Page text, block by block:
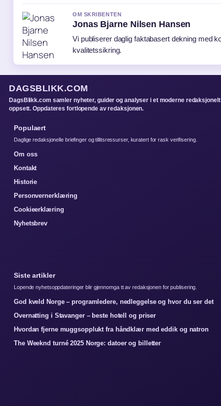
OM SKRIBENTEN
Jonas Bjarne Nilsen Hansen
Vi publiserer daglig faktabasert dekning med
kvalitetssikring.
DAGSBLIKK.COM
DagsBlikk.com samler nyheter, guider og analyser i et moderne redaksjonelt
oppsett. Oppdateres fortlopende av redaksjonen.
Populaert
Daglige redaksjonelle briefinger og tillitsressurser, kuratert for rask verifisering.
Om oss
Kontakt
Historie
Personvernerklæring
Cookieerklæring
Nyhetsbrev
Siste artikler
Lopende nyhetsoppdateringer blir gjennomga tt av redaksjonen for publisering.
God kveld Norge – programledere, nedleggelse og hvor du ser det
Overnatting i Stavanger – beste hotell og priser
Hvordan fjerne muggsopplukt fra håndklær med eddik og natron
The Weeknd turné 2025 Norge: datoer og billetter